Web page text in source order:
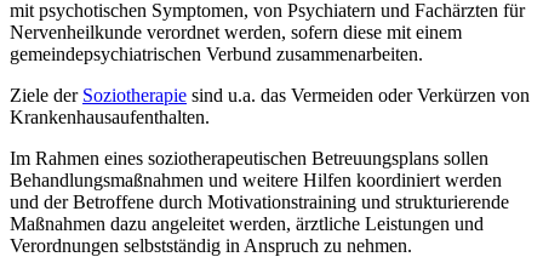
mit psychotischen Symptomen, von Psychiatern und Fachärzten für
Nervenheilkunde verordnet werden, sofern diese mit einem
gemeindepsychiatrischen Verbund zusammenarbeiten.
Ziele der Soziotherapie sind u.a. das Vermeiden oder Verkürzen von
Krankenhausaufenthalten.
Im Rahmen eines soziotherapeutischen Betreuungsplans sollen
Behandlungsmaßnahmen und weitere Hilfen koordiniert werden
und der Betroffene durch Motivationstraining und strukturierende
Maßnahmen dazu angeleitet werden, ärztliche Leistungen und
Verordnungen selbstständig in Anspruch zu nehmen.